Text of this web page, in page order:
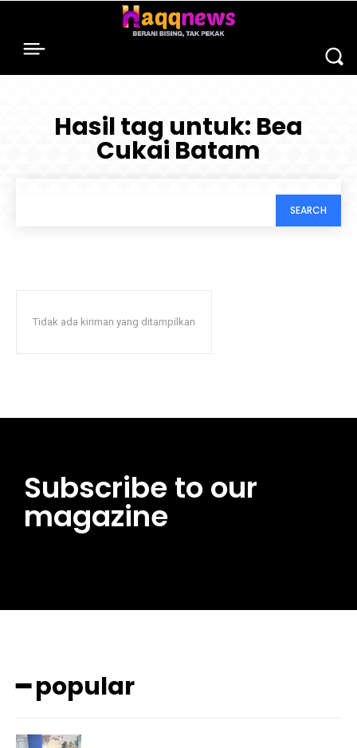
Hasil tag untuk: Bea
Cukai Batam
SEARCH
Tidak ada kiriman yang ditampilkan
Subscribe to our
magazine
━ popular